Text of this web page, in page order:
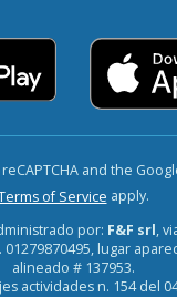
and the
of Service apply.
por: F&F srl,
01279870495, lugar
alineado # 137953.
actividades n. 154 del